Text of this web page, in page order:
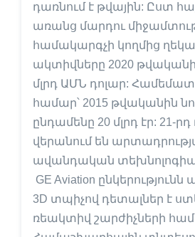
դառնում է թվային: Ըստ
առանց մարդու
համակարգչի կողմից
ակտիվները 2020
մլրդ ԱՄՆ դոլար:
համար՝ 2015 թվականին
ընդամենը 20 մլրդ էր: 21-
վերանում են
ավանդական
GE Aviation ընկերությունն
3D տպիչով դետալներ է
ռեակտիվ շարժիչների